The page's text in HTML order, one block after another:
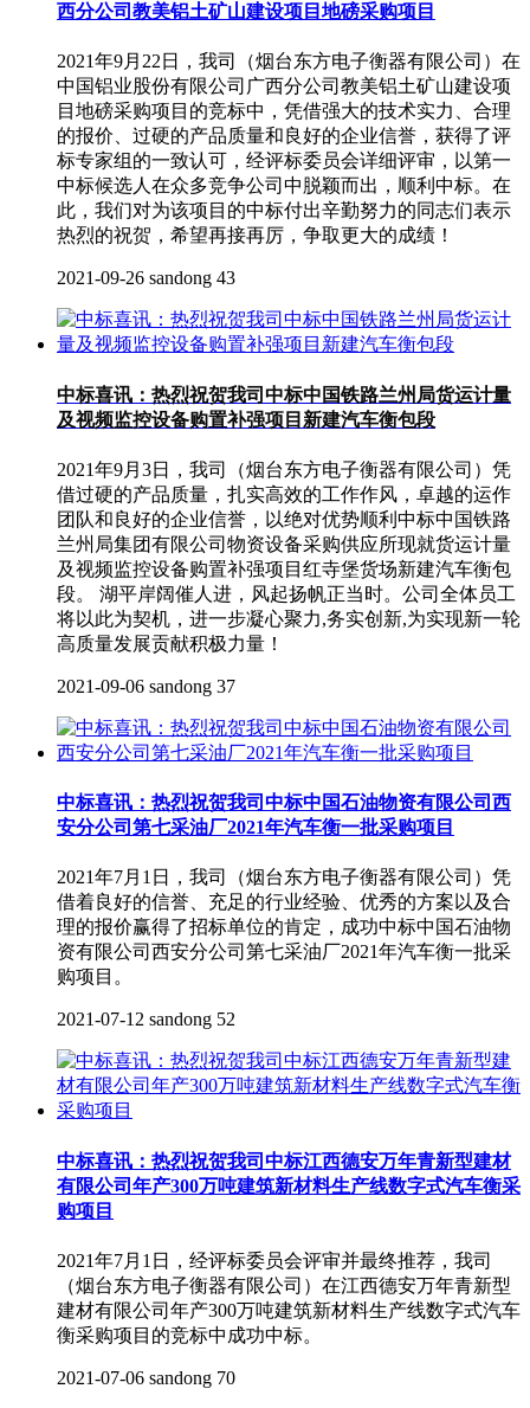
西分公司教美铝土矿山建设项目地磅采购项目
2021年9月22日，我司（烟台东方电子衡器有限公司）在
中国铝业股份有限公司广西分公司教美铝土矿山建设项
目地磅采购项目的竞标中，凭借强大的技术实力、合理
的报价、过硬的产品质量和良好的企业信誉，获得了评
标专家组的一致认可，经评标委员会详细评审，以第一
中标候选人在众多竞争公司中脱颖而出，顺利中标。在
此，我们对为该项目的中标付出辛勤努力的同志们表示
热烈的祝贺，希望再接再厉，争取更大的成绩！
2021-09-26 sandong 43
中标喜讯：热烈祝贺我司中标中国铁路兰州局货运计量
及视频监控设备购置补强项目新建汽车衡包段
2021年9月3日，我司（烟台东方电子衡器有限公司）凭
借过硬的产品质量，扎实高效的工作作风，卓越的运作
团队和良好的企业信誉，以绝对优势顺利中标中国铁路
兰州局集团有限公司物资设备采购供应所现就货运计量
及视频监控设备购置补强项目红寺堡货场新建汽车衡包
段。 湖平岸阔催人进，风起扬帆正当时。公司全体员工
将以此为契机，进一步凝心聚力,务实创新,为实现新一轮
高质量发展贡献积极力量！
2021-09-06 sandong 37
中标喜讯：热烈祝贺我司中标中国石油物资有限公司西
安分公司第七采油厂2021年汽车衡一批采购项目
2021年7月1日，我司（烟台东方电子衡器有限公司）凭
借着良好的信誉、充足的行业经验、优秀的方案以及合
理的报价赢得了招标单位的肯定，成功中标中国石油物
资有限公司西安分公司第七采油厂2021年汽车衡一批采
购项目。
2021-07-12 sandong 52
中标喜讯：热烈祝贺我司中标江西德安万年青新型建材
有限公司年产300万吨建筑新材料生产线数字式汽车衡采
购项目
2021年7月1日，经评标委员会评审并最终推荐，我司
（烟台东方电子衡器有限公司）在江西德安万年青新型
建材有限公司年产300万吨建筑新材料生产线数字式汽车
衡采购项目的竞标中成功中标。
2021-07-06 sandong 70